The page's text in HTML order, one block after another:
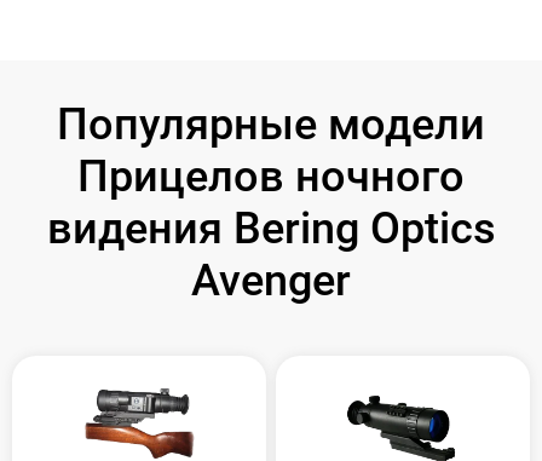
Популярные модели
Прицелов ночного
видения Bering Optics
Avenger